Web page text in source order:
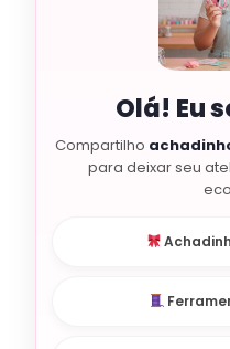
Olá! Eu
Compartilho
para deixar seu